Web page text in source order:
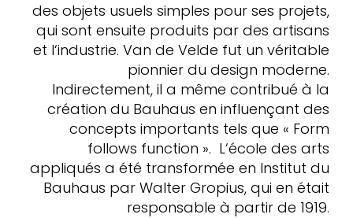
des objets usuels simples pour ses projets,
qui sont ensuite produits par des artisans
et l‘industrie. Van de Velde fut un véritable
pionnier du design moderne.
Indirectement, il a même contribué à la
création du Bauhaus en influençant des
concepts importants tels que « Form
follows function ». L‘école des arts
appliqués a été transformée en Institut du
Bauhaus par Walter Gropius, qui en était
responsable à partir de 1919.